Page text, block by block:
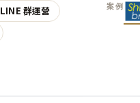
群運營 案例